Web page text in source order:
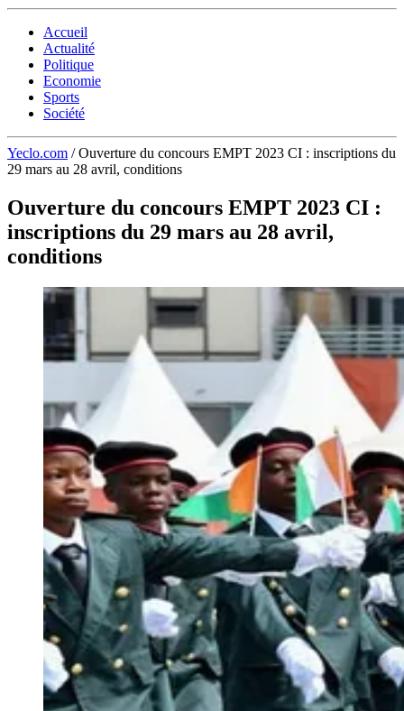
Accueil
Actualité
Politique
Economie
Sports
Société
Yeclo.com / Ouverture du concours EMPT 2023 CI : inscriptions du
29 mars au 28 avril, conditions
Ouverture du concours EMPT 2023 CI :
inscriptions du 29 mars au 28 avril,
conditions